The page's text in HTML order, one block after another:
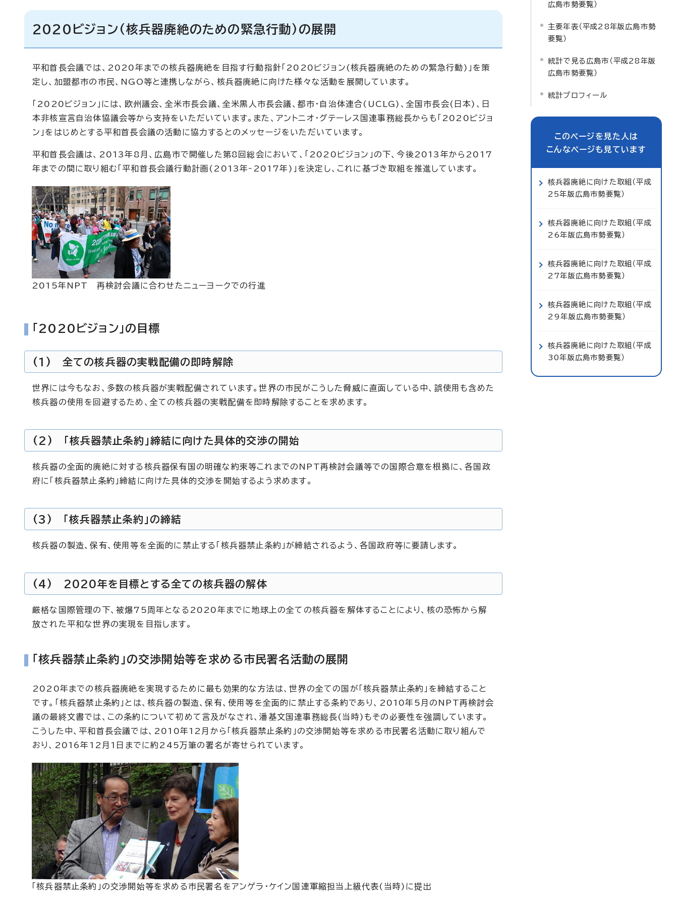
2020ビジョン(核兵器廃絶のための緊急行動)の展開
平和首長会議では、2020年までの核兵器廃絶を目指す行動指針「2020ビジョン(核兵器廃絶のための緊急行動)」を策
定し、加盟都市の市民、NGO等と連携しながら、核兵器廃絶に向けた様々な活動を展開しています。
「2020ビジョン」には、欧州議会、全米市長会議、全米黒人市長会議、都市・自治体連合(UCLG)、全国市長会(日本)、日
本非核宣言自治体協議会等から支持をいただいています。また、アントニオ・グテーレス国連事務総長からも「2020ビジョ
ン」をはじめとする平和首長会議の活動に協力するとのメッセージをいただいています。
平和首長会議は、2013年8月、広島市で開催した第8回総会において、「2020ビジョン」の下、今後2013年から2017
年までの間に取り組む「平和首長会議行動計画(2013年‐2017年)」を決定し、これに基づき取組を推進しています。
2015年NPT 再検討会議に合わせたニューヨークでの行進
「2020ビジョン」の目標
(1) 全ての核兵器の実戦配備の即時解除
世界には今もなお、多数の核兵器が実戦配備されています。世界の市民がこうした脅威に直面している中、誤使用も含めた
核兵器の使用を回避するため、全ての核兵器の実戦配備を即時解除することを求めます。
(2) 「核兵器禁止条約」締結に向けた具体的交渉の開始
核兵器の全面的廃絶に対する核兵器保有国の明確な約束等これまでのNPT再検討会議等での国際合意を根拠に、各国政
府に「核兵器禁止条約」締結に向けた具体的交渉を開始するよう求めます。
(3) 「核兵器禁止条約」の締結
核兵器の製造、保有、使用等を全面的に禁止する「核兵器禁止条約」が締結されるよう、各国政府等に要請します。
(4) 2020年を目標とする全ての核兵器の解体
厳格な国際管理の下、被爆75周年となる2020年までに地球上の全ての核兵器を解体することにより、核の恐怖から解
放された平和な世界の実現を目指します。
「核兵器禁止条約」の交渉開始等を求める市民署名活動の展開
2020年までの核兵器廃絶を実現するために最も効果的な方法は、世界の全ての国が「核兵器禁止条約」を締結すること
です。「核兵器禁止条約」とは、核兵器の製造、保有、使用等を全面的に禁止する条約であり、2010年5月のNPT再検討会
議の最終文書では、この条約について初めて言及がなされ、潘基文国連事務総長(当時)もその必要性を強調しています。
こうした中、平和首長会議では、2010年12月から「核兵器禁止条約」の交渉開始等を求める市民署名活動に取り組んで
おり、2016年12月1日までに約245万筆の署名が寄せられています。
「核兵器禁止条約」の交渉開始等を求める市民署名をアンゲラ・ケイン国連軍縮担当上級代表(当時)に提出
広島市勢要覧）
主要年表（平成28年版広島市勢
要覧）
統計で見る広島市（平成28年版
広島市勢要覧）
統計プロフィール
このページを見た人は
こんなページも見ています
核兵器廃絶に向けた取組（平成
25年版広島市勢要覧）
核兵器廃絶に向けた取組（平成
26年版広島市勢要覧）
核兵器廃絶に向けた取組（平成
27年版広島市勢要覧）
核兵器廃絶に向けた取組（平成
29年版広島市勢要覧）
核兵器廃絶に向けた取組（平成
30年版広島市勢要覧）